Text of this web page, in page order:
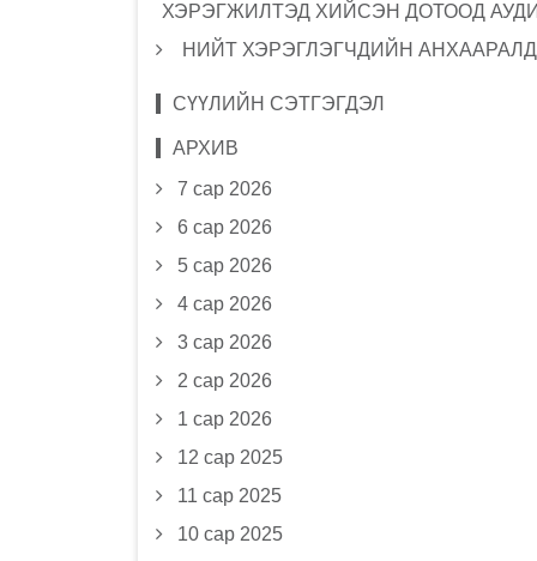
ХЭРЭГЖИЛТЭД ХИЙСЭН ДОТООД
НИЙТ ХЭРЭГЛЭГЧДИЙН АНХААРАЛД
СҮҮЛИЙН СЭТГЭГДЭЛ
АРХИВ
7 сар 2026
6 сар 2026
5 сар 2026
4 сар 2026
3 сар 2026
2 сар 2026
1 сар 2026
12 сар 2025
11 сар 2025
10 сар 2025